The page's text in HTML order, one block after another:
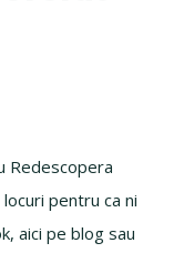
Redescopera
pentru ca ni
aici pe blog sau